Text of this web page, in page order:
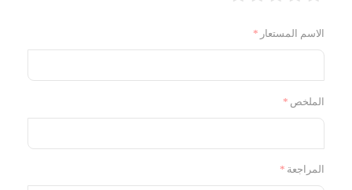
نجمة
نجوم
نجوم
نجوم
نجوم
الاسم المستعار
الملخص
المراجعة